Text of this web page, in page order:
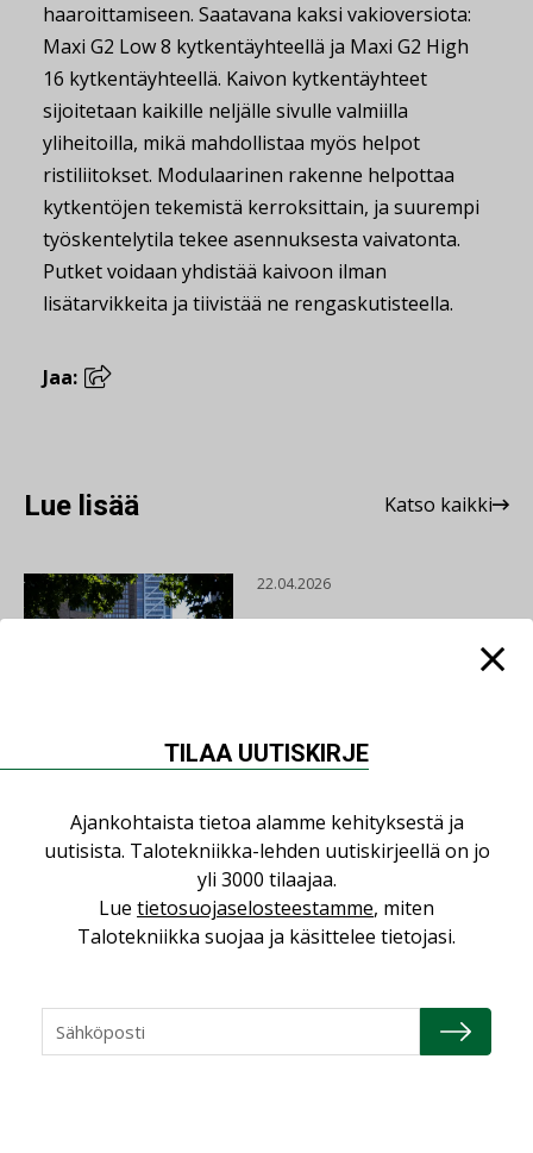
haaroittamiseen. Saatavana kaksi vakioversiota:
Maxi G2 Low 8 kytkentäyhteellä ja Maxi G2 High
16 kytkentäyhteellä. Kaivon kytkentäyhteet
sijoitetaan kaikille neljälle sivulle valmiilla
yliheitoilla, mikä mahdollistaa myös helpot
ristiliitokset. Modulaarinen rakenne helpottaa
kytkentöjen tekemistä kerroksittain, ja suurempi
työskentelytila tekee asennuksesta vaivatonta.
Putket voidaan yhdistää kaivoon ilman
lisätarvikkeita ja tiivistää ne rengaskutisteella.
Jaa:
Lue lisää Katso kaikki
22.04.2026
ILMASTOINTITEKNIIKAN
RATKAISU SYSTEMAIR
22.04.2026
PALOTURVALLISUUS
TILAA UUTISKIRJE
Ajankohtaista tietoa alamme kehityksestä ja
uutisista. Talotekniikka-lehden uutiskirjeellä on jo
yli 3000 tilaajaa.
Lue tietosuojaselosteestamme, miten
Talotekniikka suojaa ja käsittelee tietojasi.